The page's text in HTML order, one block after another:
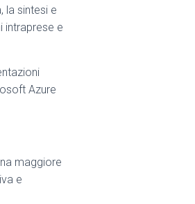
la sintesi e
intraprese e
Azure
maggiore
e